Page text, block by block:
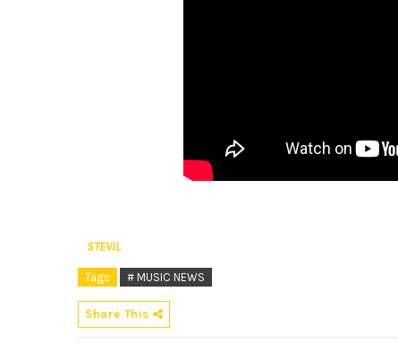
STEVIL
Tags # MUSIC NEWS
Share This